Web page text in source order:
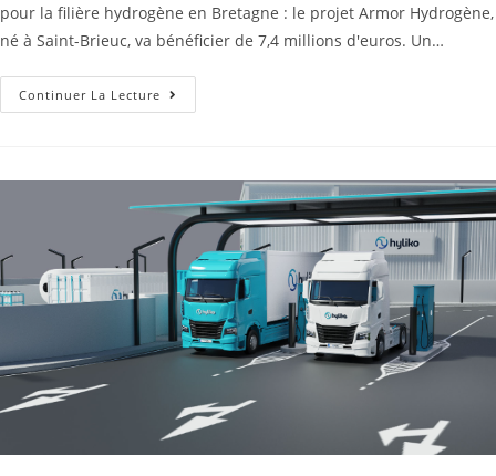
pour la filière hydrogène en Bretagne : le projet Armor Hydrogène,
né à Saint-Brieuc, va bénéficier de 7,4 millions d'euros. Un…
Continuer La Lecture